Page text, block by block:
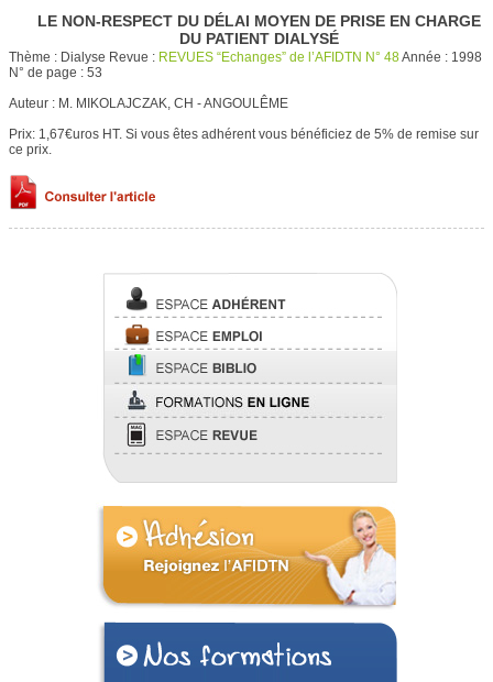
LE NON-RESPECT DU DÉLAI MOYEN DE PRISE EN CHARGE
DU PATIENT DIALYSÉ
Thème : Dialyse Revue : REVUES “Echanges” de l’AFIDTN N° 48Année : 1998
N° de page : 53
Auteur : M. MIKOLAJCZAK, CH - ANGOULÊME
Prix: 1,67€uros HT. Si vous êtes adhérent vous bénéficiez de 5% de remise sur
ce prix.